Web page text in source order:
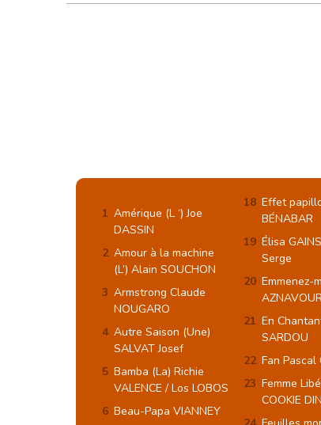
Amérique (L ‘) Joe
DASSIN
Amour à la machine
(L’) Alain SOUCHON
Armstrong Claude
NOUGARO
Autre Saison (Une)
SALVAT Josef
Bamba (La) Richie
VALENCE / Los LOBOS
Beau-Papa VIANNEY
Effet
BÉNABAR
Élisa
Serge
Emmenez-
En
SARDOU
Fan Pascal
Femme
COOKIE